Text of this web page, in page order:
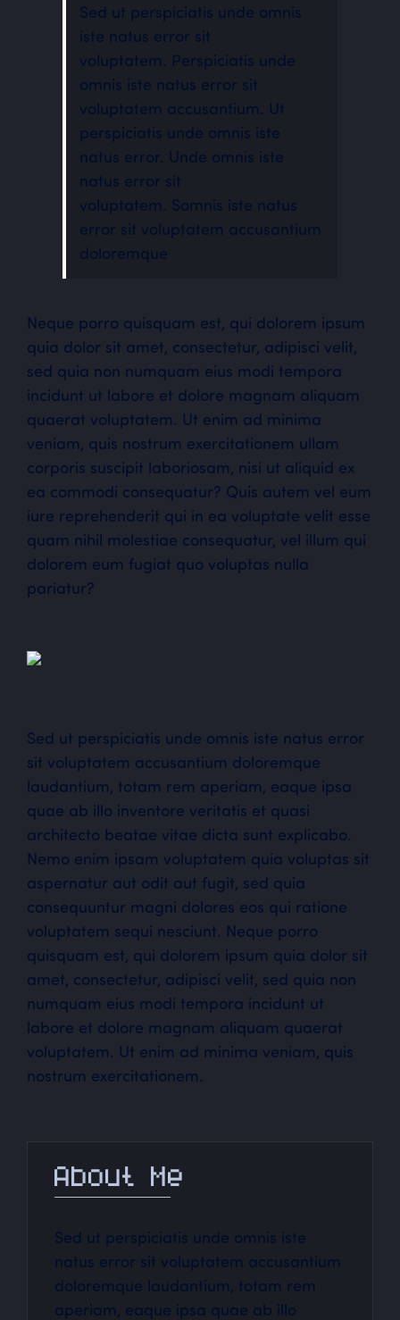
Sed ut perspiciatis unde omnis
iste natus error sit
voluptatem. Perspiciatis unde
omnis iste natus error sit
voluptatem accusantium. Ut
perspiciatis unde omnis iste
natus error. Unde omnis iste
natus error sit
voluptatem. Somnis iste natus
error sit voluptatem accusantium
doloremque
Neque porro quisquam est, qui dolorem ipsum
quia dolor sit amet, consectetur, adipisci velit,
sed quia non numquam eius modi tempora
incidunt ut labore et dolore magnam aliquam
quaerat voluptatem. Ut enim ad minima
veniam, quis nostrum exercitationem ullam
corporis suscipit laboriosam, nisi ut aliquid ex
ea commodi consequatur? Quis autem vel eum
iure reprehenderit qui in ea voluptate velit esse
quam nihil molestiae consequatur, vel illum qui
dolorem eum fugiat quo voluptas nulla
pariatur?
Sed ut perspiciatis unde omnis iste natus error
sit voluptatem accusantium doloremque
laudantium, totam rem aperiam, eaque ipsa
quae ab illo inventore veritatis et quasi
architecto beatae vitae dicta sunt explicabo.
Nemo enim ipsam voluptatem quia voluptas sit
aspernatur aut odit aut fugit, sed quia
consequuntur magni dolores eos qui ratione
voluptatem sequi nesciunt. Neque porro
quisquam est, qui dolorem ipsum quia dolor sit
amet, consectetur, adipisci velit, sed quia non
numquam eius modi tempora incidunt ut
labore et dolore magnam aliquam quaerat
voluptatem. Ut enim ad minima veniam, quis
nostrum exercitationem.
About Me
Sed ut perspiciatis unde omnis iste
natus error sit voluptatem accusantium
doloremque laudantium, totam rem
aperiam, eaque ipsa quae ab illo